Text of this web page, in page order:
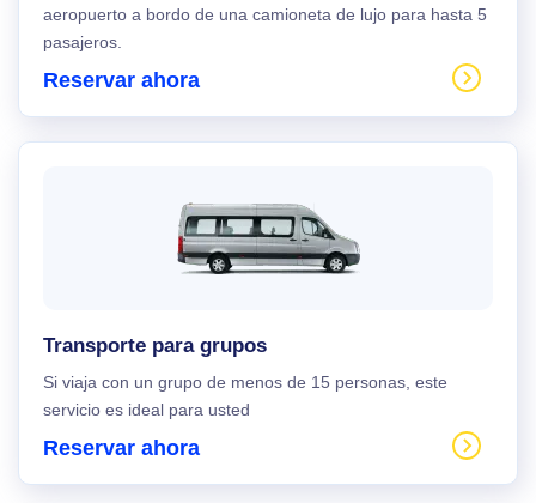
aeropuerto a bordo de una camioneta de lujo para hasta 5
pasajeros.
Reservar ahora
Transporte para grupos
Si viaja con un grupo de menos de 15 personas, este
servicio es ideal para usted
Reservar ahora